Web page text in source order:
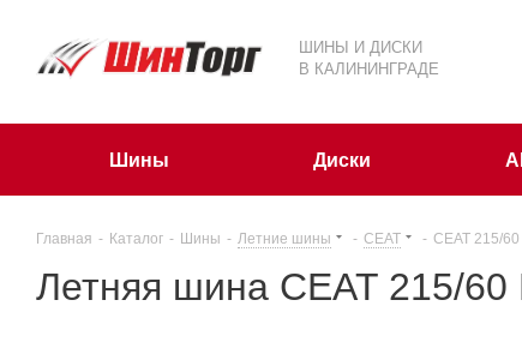
ШИНЫ И ДИСКИ
В КАЛИНИНГРАДЕ
Шины Диски
Главная - Каталог - Шины - Летние шины - CEAT - CEAT 215/
Летняя шина CEAT 215/